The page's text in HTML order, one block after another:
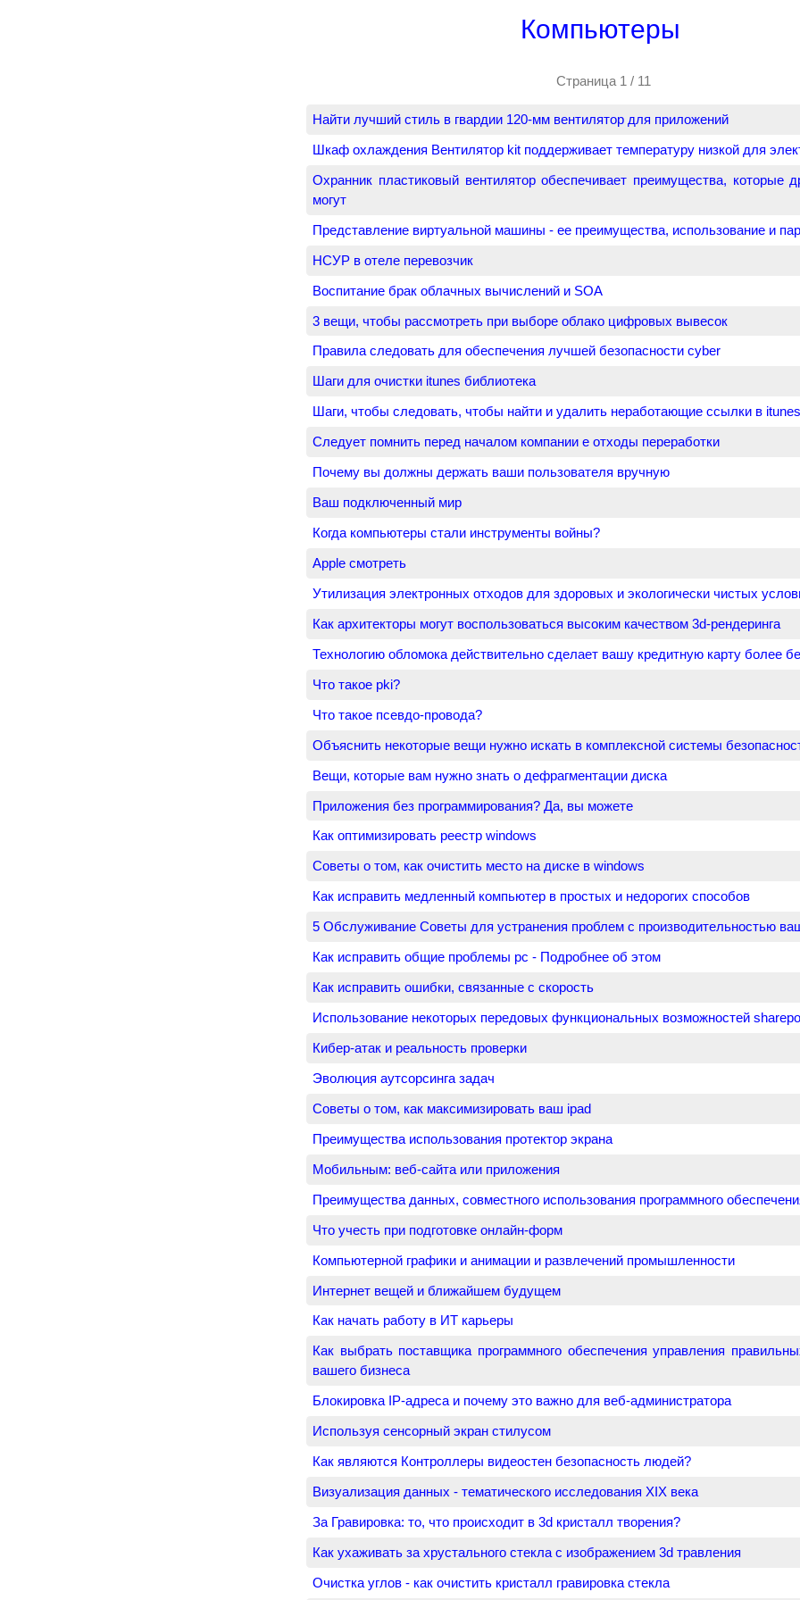
Компьютеры
Страница 1 / 11
Найти лучший стиль в гвардии 120-мм вентилятор для приложений
Шкаф охлаждения Вентилятор kit поддерживает температуру низкой для
Охранник пластиковый вентилятор обеспечивает преимущества, которые
могут
Представление виртуальной машины - ее преимущества, использование и
НСУР в отеле перевозчик
Воспитание брак облачных вычислений и SOA
3 вещи, чтобы рассмотреть при выборе облако цифровых вывесок
Правила следовать для обеспечения лучшей безопасности cyber
Шаги для очистки itunes библиотека
Шаги, чтобы следовать, чтобы найти и удалить неработающие ссылки в itunes
Следует помнить перед началом компании e отходы переработки
Почему вы должны держать ваши пользователя вручную
Ваш подключенный мир
Когда компьютеры стали инструменты войны?
Apple смотреть
Утилизация электронных отходов для здоровых и экологически чистых
Как архитекторы могут воспользоваться высоким качеством 3d-рендеринга
Технологию обломока действительно сделает вашу кредитную карту более
Что такое pki?
Что такое псевдо-провода?
Объяснить некоторые вещи нужно искать в комплексной системы
Вещи, которые вам нужно знать о дефрагментации диска
Приложения без программирования? Да, вы можете
Как оптимизировать реестр windows
Советы о том, как очистить место на диске в windows
Как исправить медленный компьютер в простых и недорогих способов
5 Обслуживание Советы для устранения проблем с производительностью
Как исправить общие проблемы pc - Подробнее об этом
Как исправить ошибки, связанные с скорость
Использование некоторых передовых функциональных возможностей
Кибер-атак и реальность проверки
Эволюция аутсорсинга задач
Советы о том, как максимизировать ваш ipad
Преимущества использования протектор экрана
Мобильным: веб-сайта или приложения
Преимущества данных, совместного использования программного
Что учесть при подготовке онлайн-форм
Компьютерной графики и анимации и развлечений промышленности
Интернет вещей и ближайшем будущем
Как начать работу в ИТ карьеры
Как выбрать поставщика программного обеспечения управления
вашего бизнеса
Блокировка IP-адреса и почему это важно для веб-администратора
Используя сенсорный экран стилусом
Как являются Контроллеры видеостен безопасность людей?
Визуализация данных - тематического исследования XIX века
За Гравировка: то, что происходит в 3d кристалл творения?
Как ухаживать за хрустального стекла с изображением 3d травления
Очистка углов - как очистить кристалл гравировка стекла